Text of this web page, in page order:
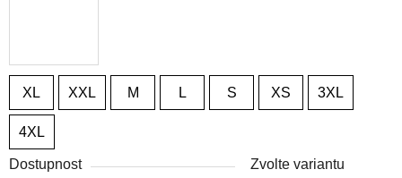
XL XXL M L S XS 3XL
4XL
Dostupnost
Zvolte variantu